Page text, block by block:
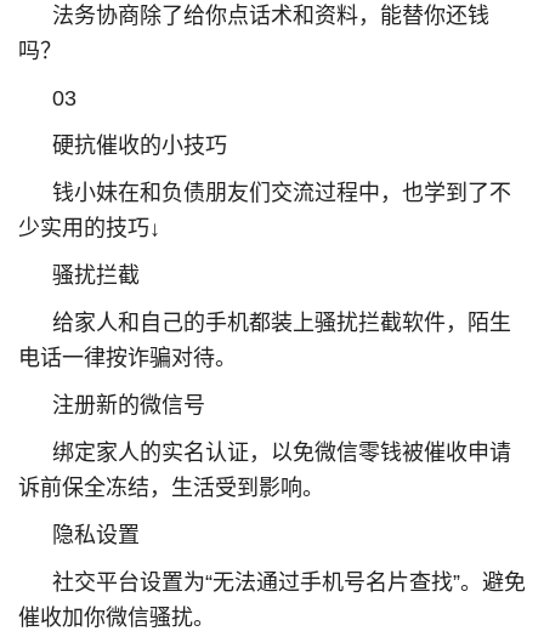
法务协商除了给你点话术和资料，能替你还钱
吗？
03
硬抗催收的小技巧
钱小妹在和负债朋友们交流过程中，也学到了不
少实用的技巧↓
骚扰拦截
给家人和自己的手机都装上骚扰拦截软件，陌生
电话一律按诈骗对待。
注册新的微信号
绑定家人的实名认证，以免微信零钱被催收申请
诉前保全冻结，生活受到影响。
隐私设置
社交平台设置为“无法通过手机号名片查找”。避免
催收加你微信骚扰。